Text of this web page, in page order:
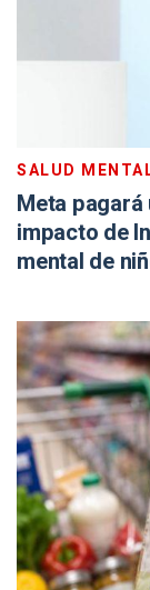
SALUD
Meta
impacto de
mental de